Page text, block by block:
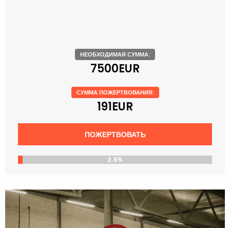
НЕОБХОДИМАЯ СУММА:
7500EUR
СУММА ПОЖЕРТВОВАНИЯ:
191EUR
ПОЖЕРТВОВАТЬ
2.5%